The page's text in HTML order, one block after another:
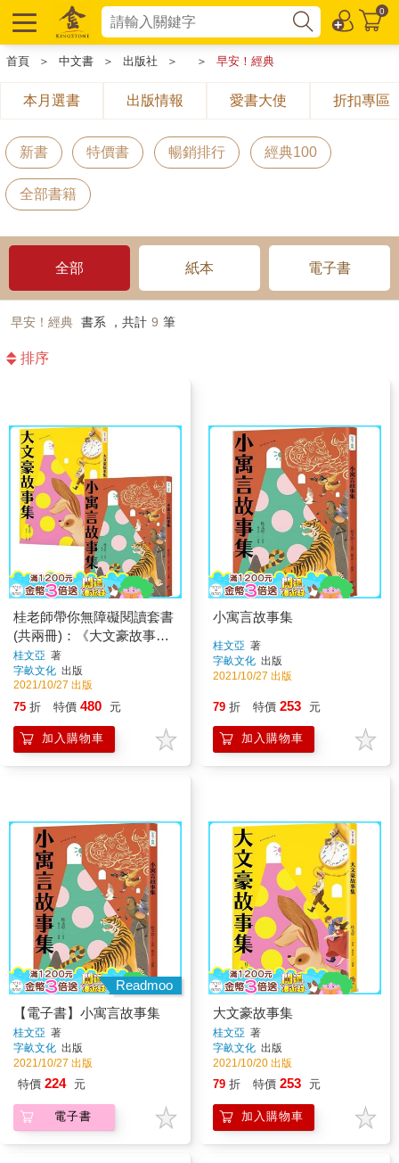
0
首頁 ＞ 中文書 ＞ 出版社 ＞ ＞ 早安！經典
本月選書 出版情報 愛書大使 折扣專區
新書 特價書 暢銷排行 經典100
全部書籍
全部 紙本 電子書
早安！經典 書系 ，共計 9 筆
排序
桂老師帶你無障礙閱讀套書
(共兩冊)：《大文豪故事
集》＋《小寓言故事集》
桂文亞 著
字畝文化 出版
2021/10/27 出版
75 折 特價 480 元
加入購物車
小寓言故事集
桂文亞 著
字畝文化 出版
2021/10/27 出版
79 折 特價 253 元
加入購物車
Readmoo
【電子書】小寓言故事集
桂文亞 著
字畝文化 出版
2021/10/27 出版
特價 224 元
電子書
大文豪故事集
桂文亞 著
字畝文化 出版
2021/10/20 出版
79 折 特價 253 元
加入購物車